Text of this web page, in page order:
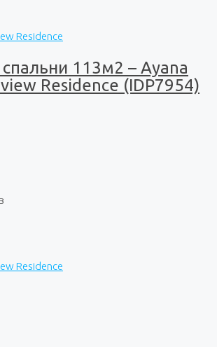
Residence
113м2 – Ayana
Residence (IDP7954)
Residence